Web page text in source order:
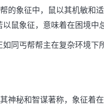
的象征中，鼠以其机敏和
鼠象征，意味着在困境中
如同丐帮帮主在复杂环境下
神秘和智谋著称，象征着